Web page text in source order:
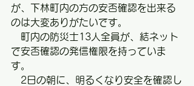
が、下林町内の方の安否確認を出来る
のは大変ありがたいです。
町内の防災士13人全員が、結ネット
で安否確認の発信権限を持っていま
す。
2日の朝に、明るくなり安全を確認し